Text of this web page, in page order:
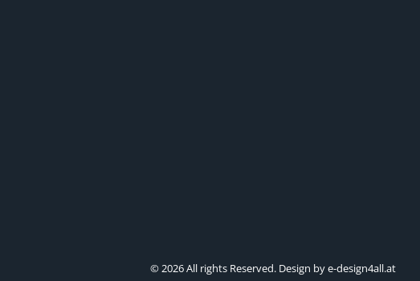
© 2026 All rights Reserved. Design by e-design4all.at